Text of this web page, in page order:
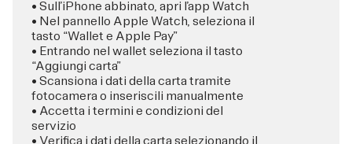
• Sull’iPhone abbinato, apri l’app Watch
• Nel pannello Apple Watch, seleziona il
tasto “Wallet e Apple Pay”
• Entrando nel wallet seleziona il tasto
“Aggiungi carta”
• Scansiona i dati della carta tramite
fotocamera o inseriscili manualmente
• Accetta i termini e condizioni del
servizio